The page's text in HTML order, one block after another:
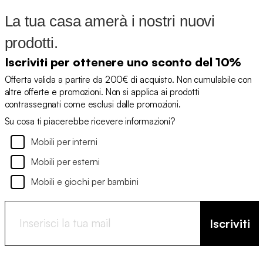
La tua casa amerà i nostri nuovi
prodotti.
Iscriviti per ottenere uno sconto del 10%
Offerta valida a partire da 200€ di acquisto. Non cumulabile con
altre offerte e promozioni. Non si applica ai prodotti
contrassegnati come esclusi dalle promozioni.
Su cosa ti piacerebbe ricevere informazioni?
Mobili per interni
Mobili per esterni
Mobili e giochi per bambini
Iscriviti